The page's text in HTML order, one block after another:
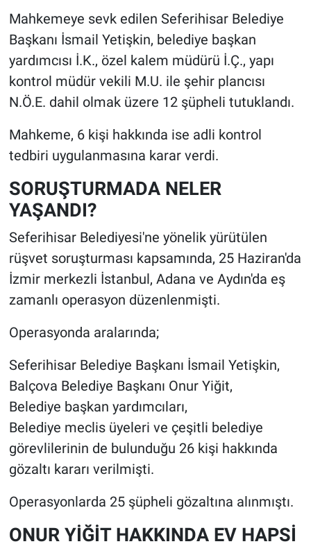
Mahkemeye sevk edilen Seferihisar Belediye
Başkanı İsmail Yetişkin, belediye başkan
yardımcısı İ.K., özel kalem müdürü İ.Ç., yapı
kontrol müdür vekili M.U. ile şehir plancısı
N.Ö.E. dahil olmak üzere 12 şüpheli tutuklandı.
Mahkeme, 6 kişi hakkında ise adli kontrol
tedbiri uygulanmasına karar verdi.
SORUŞTURMADA NELER
YAŞANDI?
Seferihisar Belediyesi'ne yönelik yürütülen
rüşvet soruşturması kapsamında, 25 Haziran'da
İzmir merkezli İstanbul, Adana ve Aydın'da eş
zamanlı operasyon düzenlenmişti.
Operasyonda aralarında;
Seferihisar Belediye Başkanı İsmail Yetişkin,
Balçova Belediye Başkanı Onur Yiğit,
Belediye başkan yardımcıları,
Belediye meclis üyeleri ve çeşitli belediye
görevlilerinin de bulunduğu 26 kişi hakkında
gözaltı kararı verilmişti.
Operasyonlarda 25 şüpheli gözaltına alınmıştı.
ONUR YİĞİT HAKKINDA EV HAPSİ